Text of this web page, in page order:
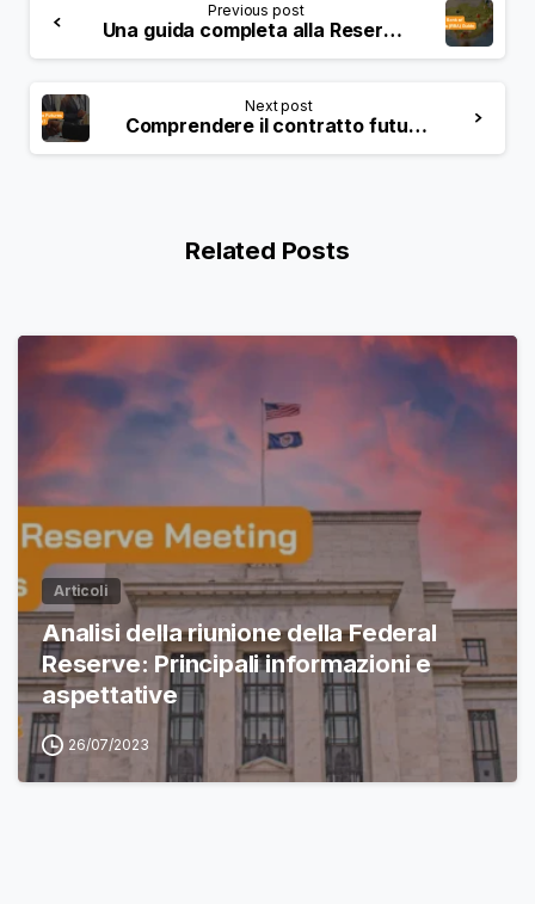
Previous post
Una guida completa alla Reserve Bank of Australia (RBA)
Next post
Comprendere il contratto futures: una guida completa
Related Posts
Articoli
Analisi della riunione della Federal
Reserve: Principali informazioni e
aspettative
26/07/2023